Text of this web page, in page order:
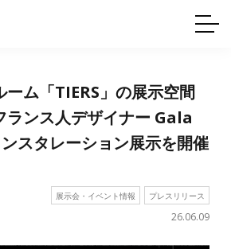
技術サポート
製品の安全と品質について
取扱方法・注意事項
ム「TIERS」の展示空間
ランス人デザイナー Gala
スタレーション展示を開催
展示会・イベント情報 プレスリリース
26.06.09